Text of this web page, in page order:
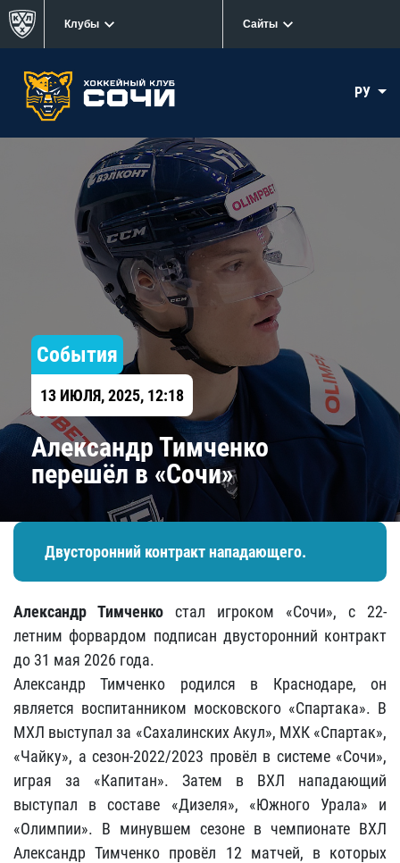
Клубы Сайты
РУ
События
13 ИЮЛЯ, 2025, 12:18
Александр Тимченко
перешёл в «Сочи»
Двусторонний контракт нападающего.
Александр Тимченко стал игроком «Сочи», с 22-
летним форвардом подписан двусторонний контракт
до 31 мая 2026 года.
Александр Тимченко родился в Краснодаре, он
является воспитанником московского «Спартака». В
МХЛ выступал за «Сахалинских Акул», МХК «Спартак»,
«Чайку», а сезон-2022/2023 провёл в системе «Сочи»,
играя за «Капитан». Затем в ВХЛ нападающий
выступал в составе «Дизеля», «Южного Урала» и
«Олимпии». В минувшем сезоне в чемпионате ВХЛ
Александр Тимченко провёл 12 матчей, в которых